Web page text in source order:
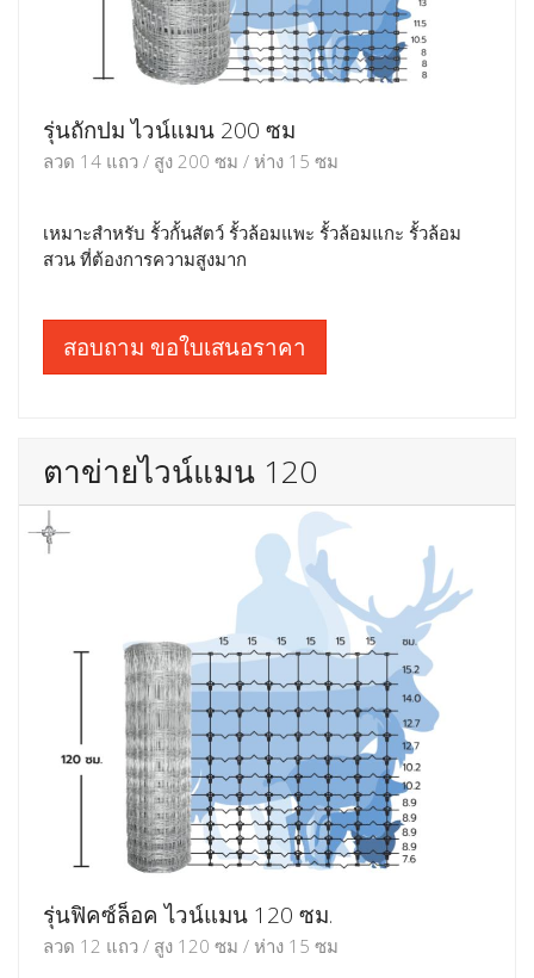
รุ่นถักปม ไวน์แมน 200 ซม
ลวด 14 แถว / สูง 200 ซม / ห่าง 15 ซม
เหมาะสำหรับ รั้วกั้นสัตว์ รั้วล้อมแพะ รั้วล้อมแกะ รั้วล้อม
สวน ที่ต้องการความสูงมาก
สอบถาม ขอใบเสนอราคา
ตาข่ายไวน์แมน 120
รุ่นฟิคซ์ล็อค ไวน์แมน 120 ซม.
ลวด 12 แถว / สูง 120 ซม / ห่าง 15 ซม